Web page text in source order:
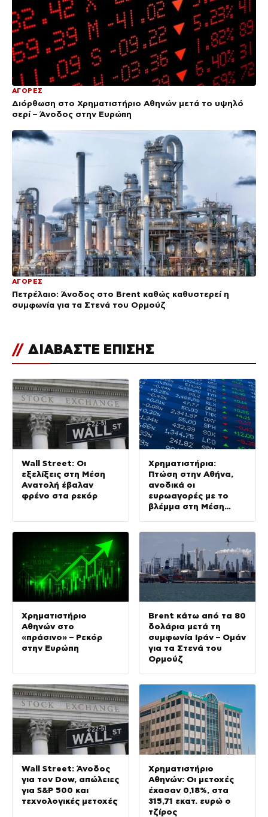
ΑΓΟΡΕΣ
Διόρθωση στο Χρηματιστήριο Αθηνών μετά το υψηλό
σερί – Άνοδος στην Ευρώπη
ΑΓΟΡΕΣ
Πετρέλαιο: Άνοδος στο Brent καθώς καθυστερεί η
συμφωνία για τα Στενά του Ορμούζ
// ΔΙΑΒΑΣΤΕ ΕΠΙΣΗΣ
Wall Street: Οι
εξελίξεις στη Μέση
Ανατολή έβαλαν
φρένο στα ρεκόρ
Χρηματιστήρια:
Πτώση στην Αθήνα,
ανοδικά οι
ευρωαγορές με το
βλέμμα στη Μέση
Χρηματιστήριο
Αθηνών στο
«πράσινο» – Ρεκόρ
στην Ευρώπη
Brent κάτω από τα 80
δολάρια μετά τη
συμφωνία Ιράν – Ομάν
για τα Στενά του
Ορμούζ
Wall Street: Άνοδος
για τον Dow, απώλειες
για S&P 500 και
τεχνολογικές μετοχές
Χρηματιστήριο
Αθηνών: Οι μετοχές
έχασαν 0,18%, στα
315,71 εκατ. ευρώ ο
τζίρος